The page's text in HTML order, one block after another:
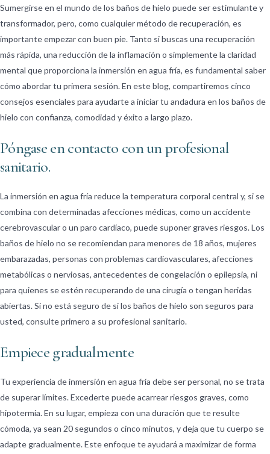
Sumergirse en el mundo de los baños de hielo puede ser estimulante y
transformador, pero, como cualquier método de recuperación, es
importante empezar con buen pie. Tanto si buscas una recuperación
más rápida, una reducción de la inflamación o simplemente la claridad
mental que proporciona la inmersión en agua fría, es fundamental saber
cómo abordar tu primera sesión. En este blog, compartiremos cinco
consejos esenciales para ayudarte a iniciar tu andadura en los baños de
hielo con confianza, comodidad y éxito a largo plazo.
Póngase en contacto con un profesional
sanitario.
La inmersión en agua fría reduce la temperatura corporal central y, si se
combina con determinadas afecciones médicas, como un accidente
cerebrovascular o un paro cardíaco, puede suponer graves riesgos. Los
baños de hielo no se recomiendan para menores de 18 años, mujeres
embarazadas, personas con problemas cardiovasculares, afecciones
metabólicas o nerviosas, antecedentes de congelación o epilepsia, ni
para quienes se estén recuperando de una cirugía o tengan heridas
abiertas. Si no está seguro de si los baños de hielo son seguros para
usted, consulte primero a su profesional sanitario.
Empiece gradualmente
Tu experiencia de inmersión en agua fría debe ser personal, no se trata
de superar límites. Excederte puede acarrear riesgos graves, como
hipotermia. En su lugar, empieza con una duración que te resulte
cómoda, ya sean 20 segundos o cinco minutos, y deja que tu cuerpo se
adapte gradualmente. Este enfoque te ayudará a maximizar de forma